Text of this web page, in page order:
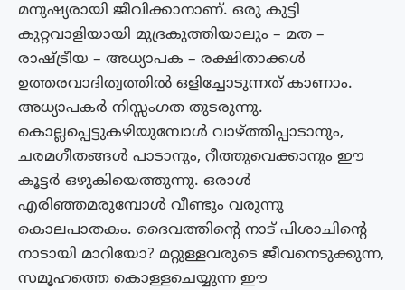
മനുഷ്യരായി ജീവിക്കാനാണ്. ഒരു കുട്ടി
കുറ്റവാളിയായി മുദ്രകുത്തിയാലും – മത –
രാഷ്ട്രീയ – അധ്യാപക – രക്ഷിതാക്കൾ
ഉത്തരവാദിത്വത്തിൽ ഒളിച്ചോടുന്നത് കാണാം.
അധ്യാപകർ നിസ്സംഗത തുടരുന്നു.
കൊല്ലപ്പെട്ടുകഴിയുമ്പോൾ വാഴ്ത്തിപ്പാടാനും,
ചരമഗീതങ്ങൾ പാടാനും, റീത്തുവെക്കാനും ഈ
കൂട്ടർ ഒഴുകിയെത്തുന്നു. ഒരാൾ
എരിഞ്ഞമരുമ്പോൾ വീണ്ടും വരുന്നു
കൊലപാതകം. ദൈവത്തിന്റെ നാട് പിശാചിൻ്റെ
നാടായി മാറിയോ? മറ്റുള്ളവരുടെ ജീവനെടുക്കുന്ന,
സമൂഹത്തെ കൊള്ളചെയ്യുന്ന ഈ